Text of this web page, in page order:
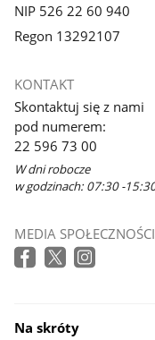
NIP 526 22 60 940
Regon 13292107
KONTAKT
Skontaktuj się z nami
pod numerem:
22 596 73 00
W dni robocze
w godzinach: 07:30 -
MEDIA
Na skróty